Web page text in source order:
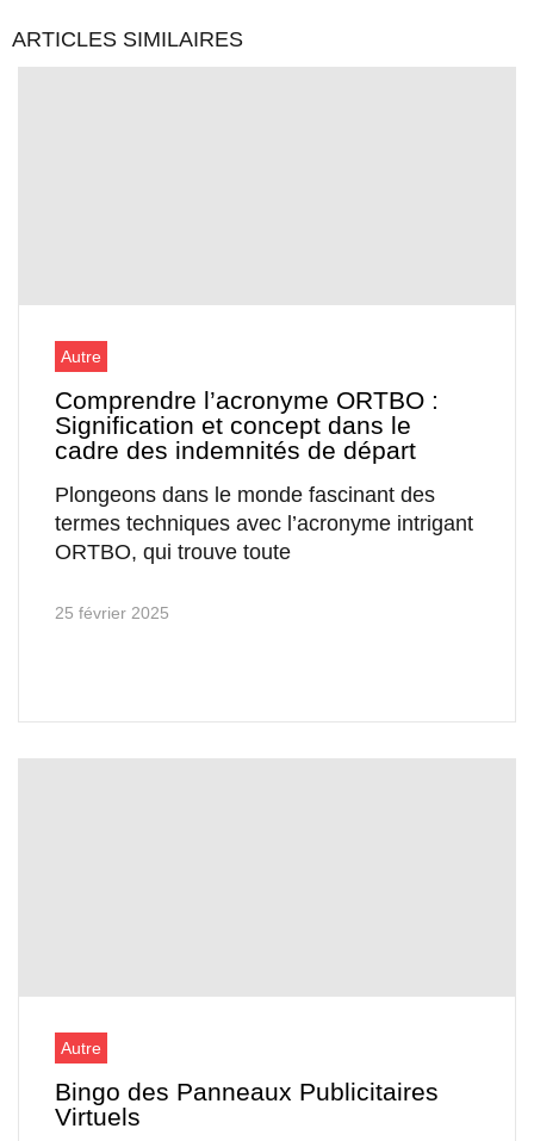
ARTICLES SIMILAIRES
Autre
Comprendre l’acronyme ORTBO :
Signification et concept dans le
cadre des indemnités de départ
Plongeons dans le monde fascinant des
termes techniques avec l’acronyme intrigant
ORTBO, qui trouve toute
25 février 2025
Autre
Bingo des Panneaux Publicitaires
Virtuels